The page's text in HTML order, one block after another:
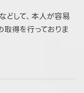
どして、本人が容易
得を行っておりま